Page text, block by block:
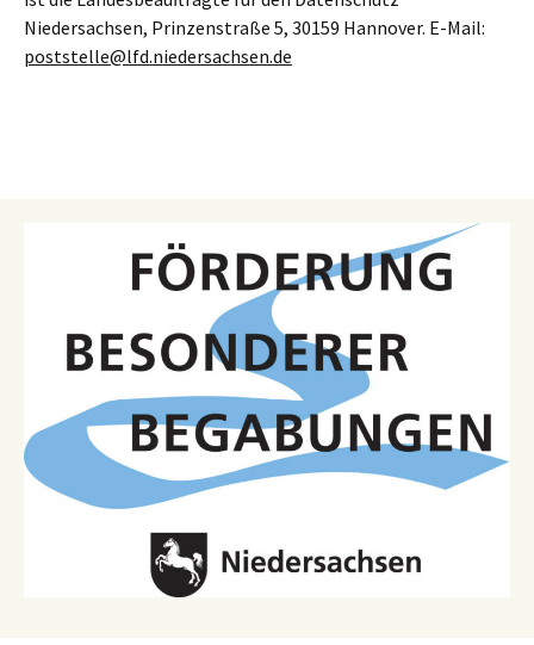
Niedersachsen, Prinzenstraße 5, 30159 Hannover. E-Mail:
poststelle@lfd.niedersachsen.de